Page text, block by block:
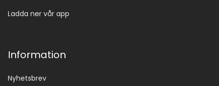
Ladda ner vår app
Information
Nyhetsbrev